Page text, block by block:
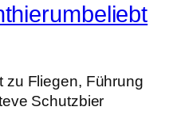
zu Fliegen, Führung
Schutzbier